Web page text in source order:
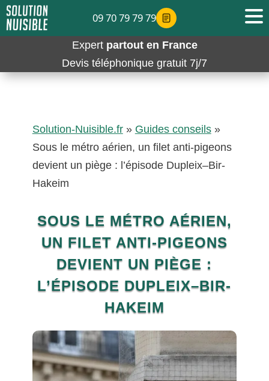
Expert partout en France
Devis téléphonique gratuit 7j/7
Solution-Nuisible.fr» Guides conseils»
Sous le métro aérien, un filet anti-pigeons
devient un piège : l’épisode Dupleix–Bir-
Hakeim
SOUS LE MÉTRO AÉRIEN,
UN FILET ANTI-PIGEONS
DEVIENT UN PIÈGE :
L’ÉPISODE DUPLEIX–BIR-
HAKEIM
09 70 79 79 79